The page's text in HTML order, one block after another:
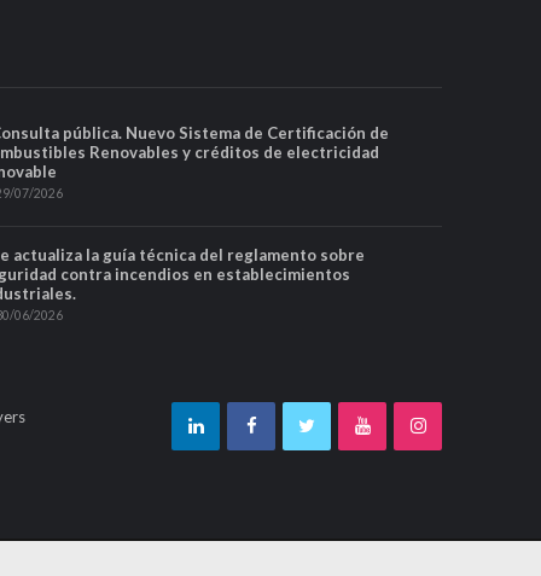
pública. Nuevo Sistema de Certificación de
Renovables y créditos de electricidad
07/2026
actualiza la guía técnica del reglamento sobre
contra incendios en establecimientos
06/2026